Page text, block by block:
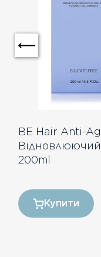
BE Hair Anti-
200ml
Купити